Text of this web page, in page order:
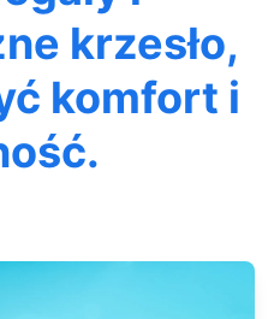
krzesło,
komfort i